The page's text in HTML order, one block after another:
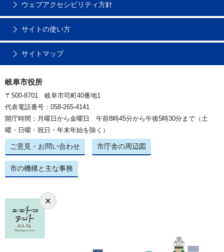
ウェブアクセシビリティ方針
サイトの使い方
サイトマップ
岐阜市役所
〒500-8701 岐阜市司町40番地1
代表電話番号：058-265-4141
開庁時間：月曜日から金曜日 午前8時45分から午後5時30分まで（土
曜・日曜・祝日・年末年始を除く）
ご意見・お問い合わせ 市庁舎の周辺図
市の機構と主な事務